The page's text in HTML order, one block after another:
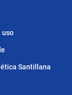
uso
Santillana